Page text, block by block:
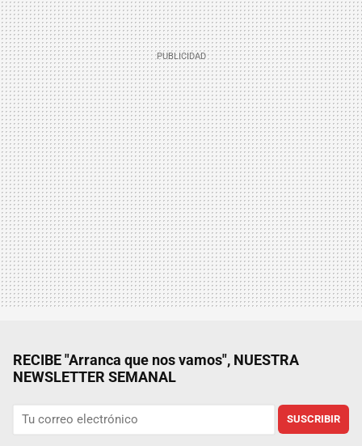
RECIBE "Arranca que nos vamos", NUESTRA
NEWSLETTER SEMANAL
SUSCRIBIR